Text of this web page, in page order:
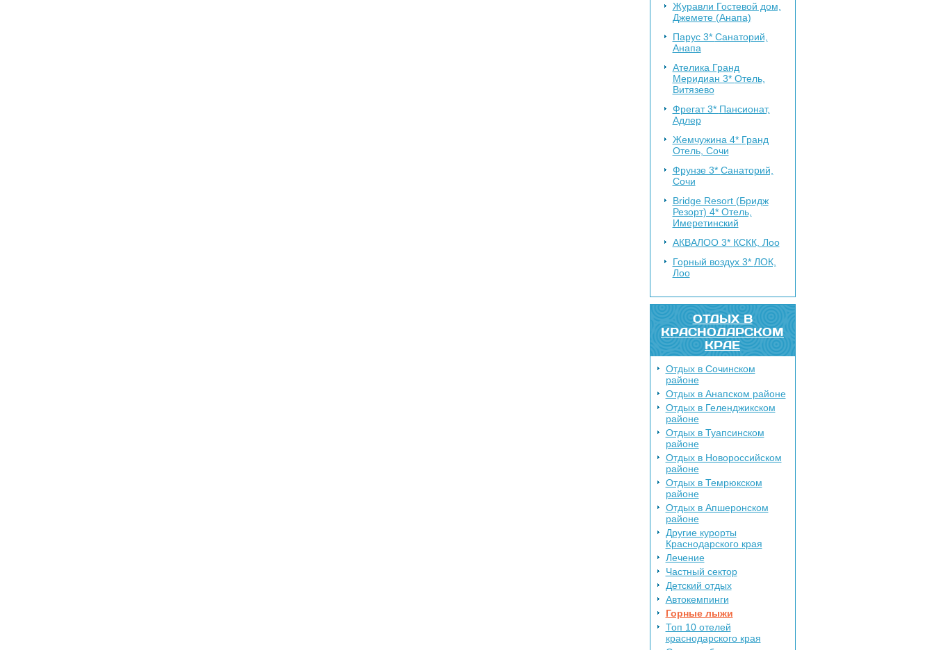
Журавли Гостевой дом,
Джемете (Анапа)
Парус 3* Санаторий,
Анапа
Ателика Гранд
Меридиан 3* Отель,
Витязево
Фрегат 3* Пансионат,
Адлер
Жемчужина 4* Гранд
Отель, Сочи
Фрунзе 3* Санаторий,
Сочи
Bridge Resort (Бридж
Резорт) 4* Отель,
Имеретинский
АКВАЛОО 3* КСКК, Лоо
Горный воздух 3* ЛОК,
Лоо
ОТДЫХ В
КРАСНОДАРСКОМ
КРАЕ
Отдых в Сочинском
районе
Отдых в Анапском районе
Отдых в Геленджикском
районе
Отдых в Туапсинском
районе
Отдых в Новороссийском
районе
Отдых в Темрюкском
районе
Отдых в Апшеронском
районе
Другие курорты
Краснодарского края
Лечение
Частный сектор
Детский отдых
Автокемпинги
Горные лыжи
Топ 10 отелей
краснодарского края